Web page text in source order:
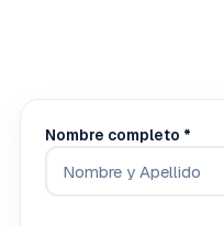
Nombre completo *